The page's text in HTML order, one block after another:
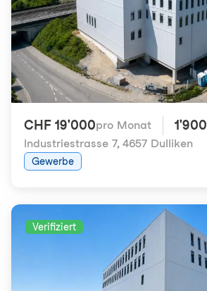
CHF 19'000pro Monat 1'900
Industriestrasse 7, 4657 Dulliken
Gewerbe
Verifiziert